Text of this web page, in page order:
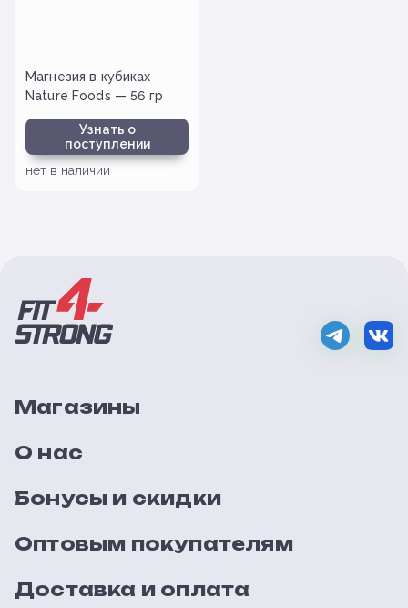
Магнезия в кубиках
Nature Foods — 56 гр
Узнать о
поступлении
нет в наличии
Магазины
О нас
Бонусы и скидки
Оптовым покупателям
Доставка и оплата